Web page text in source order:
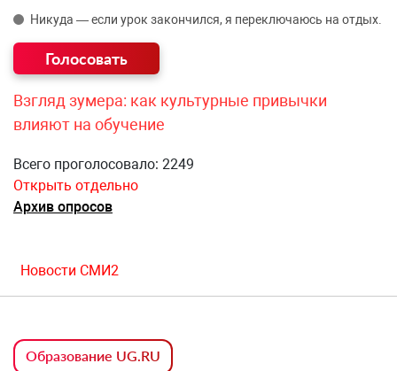
Никуда — если урок закончился, я переключаюсь на отдых.
Взгляд зумера: как культурные привычки
влияют на обучение
Всего проголосовало: 2249
Открыть отдельно
Архив опросов
Новости СМИ2
Образование UG.RU